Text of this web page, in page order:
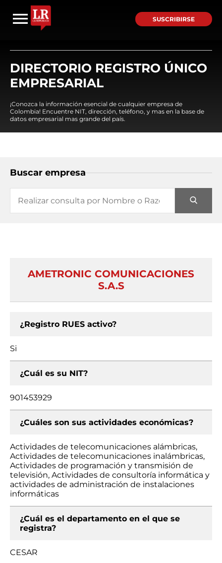
SUSCRIBIRSE
DIRECTORIO REGISTRO ÚNICO
EMPRESARIAL
¡Conozca la información esencial de cualquier empresa de
Colombia! Encuentre NIT, dirección, teléfono, y mas en la base de
datos empresarial mas grande del país.
Buscar empresa
AMETRONIC COMUNICACIONES
S.A.S
¿Registro RUES activo?
Si
¿Cuál es su NIT?
901453929
¿Cuáles son sus actividades económicas?
Actividades de telecomunicaciones alámbricas,
Actividades de telecomunicaciones inalámbricas,
Actividades de programación y transmisión de
televisión, Actividades de consultoría informática y
actividades de administración de instalaciones
informáticas
¿Cuál es el departamento en el que se
registra?
CESAR